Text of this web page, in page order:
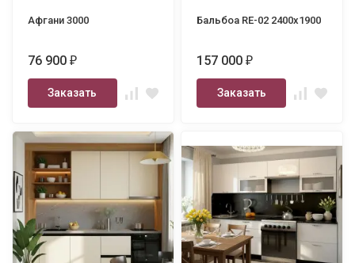
Афгани 3000
76 900₽
Заказать
Бальбоа RE-02 2400х1900
157 000₽
Заказать